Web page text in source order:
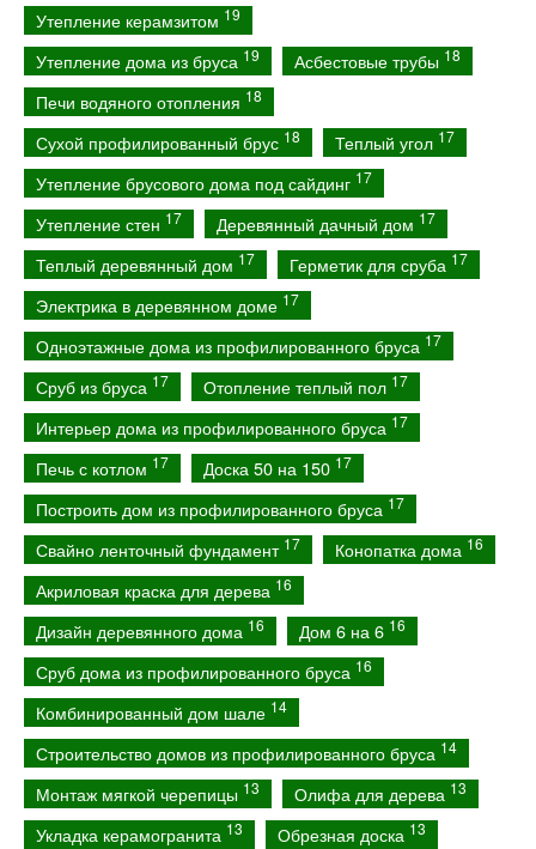
Утепление керамзитом 19
Утепление дома из бруса 19 Асбестовые трубы 18
Печи водяного отопления 18
Сухой профилированный брус 18 Теплый угол 17
Утепление брусового дома под сайдинг 17
Утепление стен 17 Деревянный дачный дом 17
Теплый деревянный дом 17 Герметик для сруба 17
Электрика в деревянном доме 17
Одноэтажные дома из профилированного бруса 17
Сруб из бруса 17 Отопление теплый пол 17
Интерьер дома из профилированного бруса 17
Печь с котлом 17 Доска 50 на 150 17
Построить дом из профилированного бруса 17
Свайно ленточный фундамент 17 Конопатка дома 16
Акриловая краска для дерева 16
Дизайн деревянного дома 16 Дом 6 на 6 16
Сруб дома из профилированного бруса 16
Комбинированный дом шале 14
Строительство домов из профилированного бруса 14
Монтаж мягкой черепицы 13 Олифа для дерева 13
Укладка керамогранита 13 Обрезная доска 13